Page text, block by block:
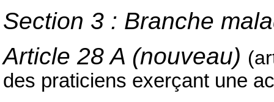
Section 3 : Branche
Article 28 A (nouveau)
des praticiens exerçant une